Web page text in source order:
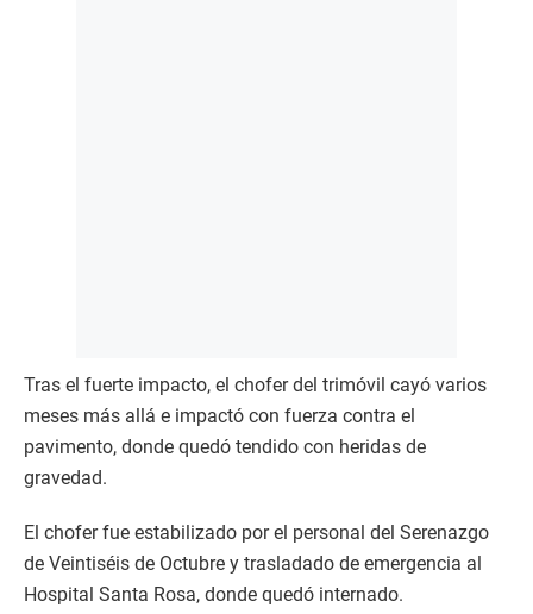
Tras el fuerte impacto, el chofer del trimóvil cayó varios
meses más allá e impactó con fuerza contra el
pavimento, donde quedó tendido con heridas de
gravedad.
El chofer fue estabilizado por el personal del Serenazgo
de Veintiséis de Octubre y trasladado de emergencia al
Hospital Santa Rosa, donde quedó internado.